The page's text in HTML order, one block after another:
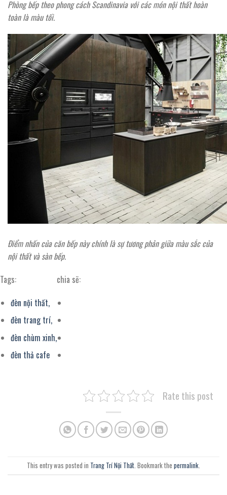
Phòng bếp theo phong cách Scandinavia với các món nội thất hoàn
toàn là màu tối.
Điểm nhấn của căn bếp này chính là sự tương phản giữa màu sắc của
nội thất và sàn bếp.
Tags:
đèn nội thất,
đèn trang trí,
đèn chùm xinh,
đèn thả cafe
chia sẽ:
Rate this post
This entry was posted in Trang Trí Nội Thất. Bookmark the permalink.